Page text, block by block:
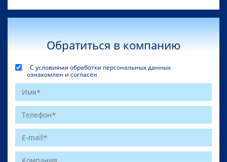
Обратиться в компанию
С условиями обработки персональных данных
ознакомлен и согласен